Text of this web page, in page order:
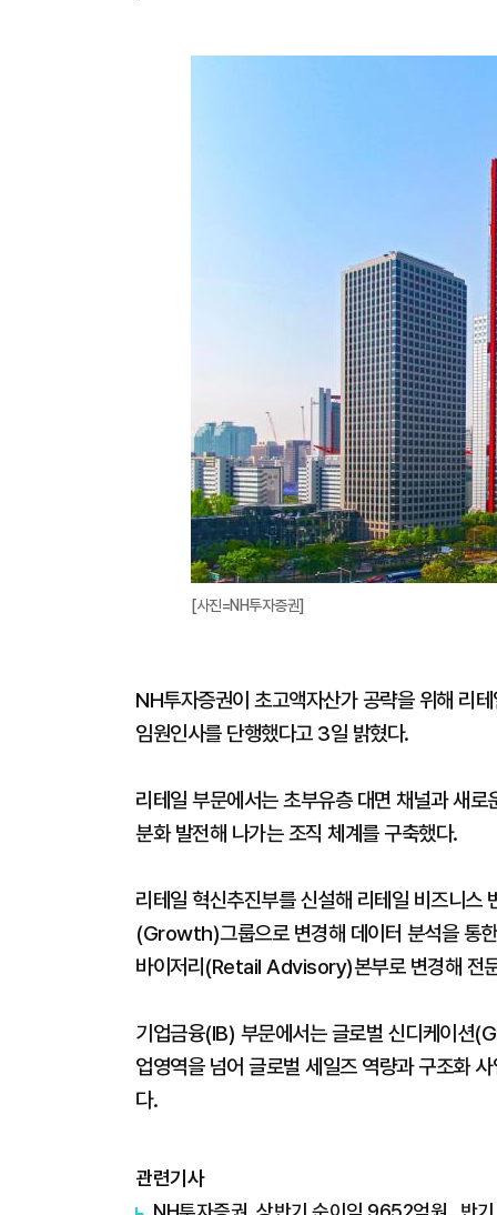
[사진=NH투자증권]
NH투자증권이 초고액자산가 공략을 위해 리
임원인사를 단행했다고 3일 밝혔다.
리테일 부문에서는 초부유층 대면 채널과 새
분화 발전해 나가는 조직 체계를 구축했다.
리테일 혁신추진부를 신설해 리테일 비즈니스
(Growth)그룹으로 변경해 데이터 분석을 통
바이저리(Retail Advisory)본부로 변경해 전
기업금융(IB) 부문에서는 글로벌 신디케이션
업영역을 넘어 글로벌 세일즈 역량과 구조화
다.
관련기사